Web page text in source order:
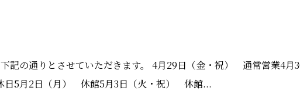
記の通りとさせていただきます。 4月29日（金・祝） 通常営業4月
5月2日（月） 休館5月3日（火・祝） 休館...